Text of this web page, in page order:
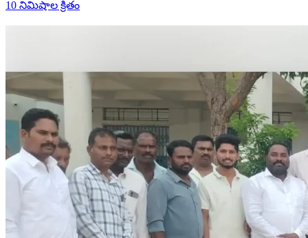
10 నిమిషాల క్రితం